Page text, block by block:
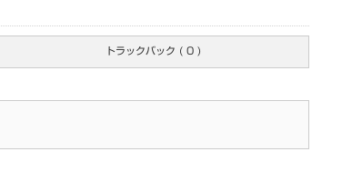
トラックバック ( 0 )